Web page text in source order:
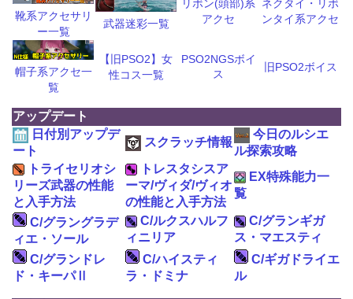
靴系アクセサリ
ー一覧
武器迷彩一覧
リボン(頭部)系
アクセ
ネクタイ・リボ
ンタイ系アクセ
帽子系アクセ一
覧
【旧PSO2】女
性コス一覧
PSO2NGSボイ
ス
旧PSO2ボイス
アップデート
日付別アップデ
ート
スクラッチ情報
今日のルシエ
ル探索攻略
トライセリオシ
リーズ武器の性能
と入手方法
トレスタシスア
ーマ/ヴィダ/ヴィオ
の性能と入手方法
EX特殊能力一
覧
C/グラングラデ
ィエ・ソール
C/ルクスハルフ
ィニリア
C/グランギガ
ス・マエスティ
C/グランドレ
ド・キーパⅡ
C/ハイスティ
ラ・ドミナ
C/ギガドライエ
ル